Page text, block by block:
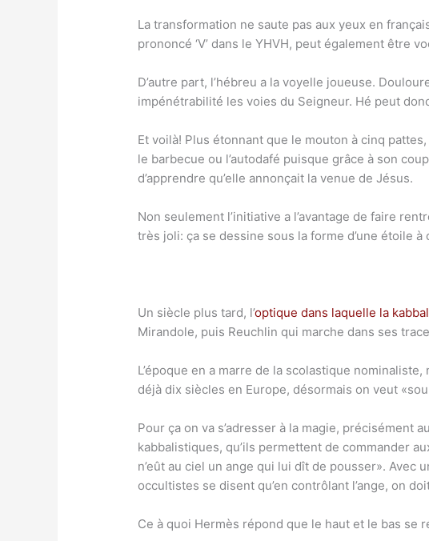
La transformation ne saute pas aux yeux en
prononcé ‘V’ dans le YHVH, peut également être
D’autre part, l’hébreu a la voyelle joueuse.
impénétrabilité les voies du Seigneur. Hé peut
Et voilà! Plus étonnant que le mouton à cinq
le barbecue ou l’autodafé puisque grâce à son
d’apprendre qu’elle annonçait la venue de Jésus.
Non seulement l’initiative a l’avantage de faire
très joli: ça se dessine sous la forme d’une étoile
Un siècle plus tard, l’optique dans laquelle la
Mirandole, puis Reuchlin qui marche dans ses
L’époque en a marre de la scolastique
déjà dix siècles en Europe, désormais on veut
Pour ça on va s’adresser à la magie, précisément
kabbalistiques, qu’ils permettent de commander
n’eût au ciel un ange qui lui dît de pousser».
occultistes se disent qu’en contrôlant l’ange, on
Ce à quoi Hermès répond que le haut et le bas se